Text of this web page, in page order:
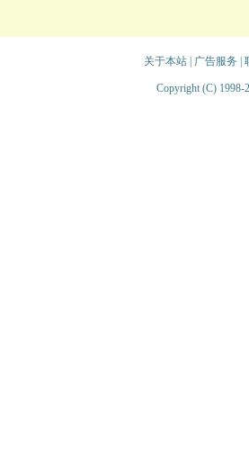
关于本站| 广告服务
Copyright (C) 1998-